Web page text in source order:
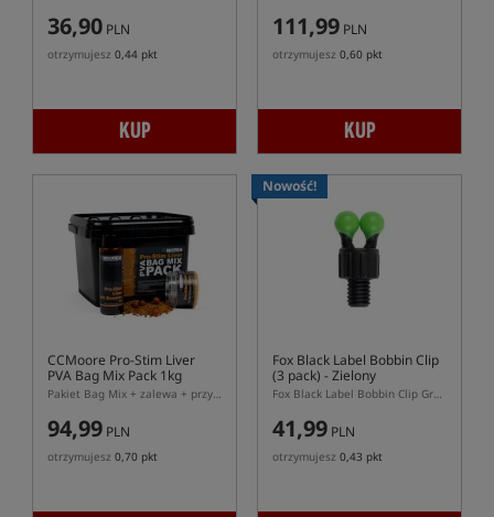
36,90 PLN
otrzymujesz 0,44 pkt
KUP
111,99 PLN
otrzymujesz 0,60 pkt
KUP
CCMoore Pro-Stim Liver
PVA Bag Mix Pack 1kg
Pakiet Bag Mix + zalewa + przynęty
94,99 PLN
otrzymujesz 0,70 pkt
Nowość!
Fox Black Label Bobbin Clip
(3 pack) - Zielony
Fox Black Label Bobbin Clip Green 3 pack – zielone klipsy do hangerów Fox
41,99 PLN
otrzymujesz 0,43 pkt